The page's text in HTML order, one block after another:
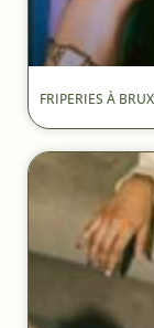
FRIPERIES À